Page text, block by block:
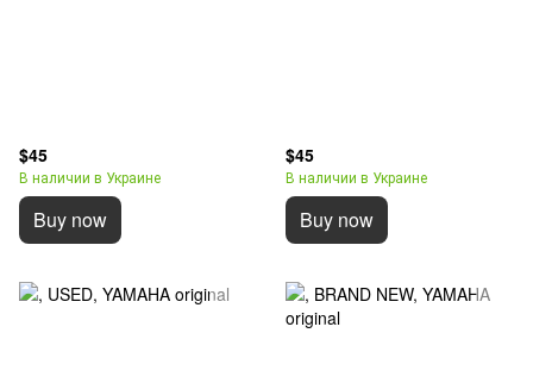
$45
В наличии в Украине
Buy now
$45
В наличии в Украине
Buy now